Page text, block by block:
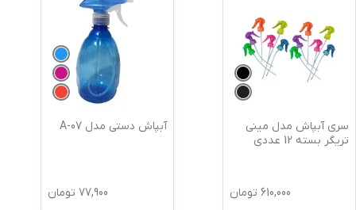
سری آبپاش مدل مینی
تریگر بسته 12 عددی
610,000 تومان
آبپاش دستی مدل A-07
77,900 تومان